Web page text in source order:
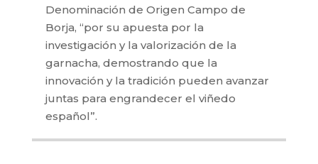
Denominación de Origen Campo de
Borja, “por su apuesta por la
investigación y la valorización de la
garnacha, demostrando que la
innovación y la tradición pueden avanzar
juntas para engrandecer el viñedo
español”.